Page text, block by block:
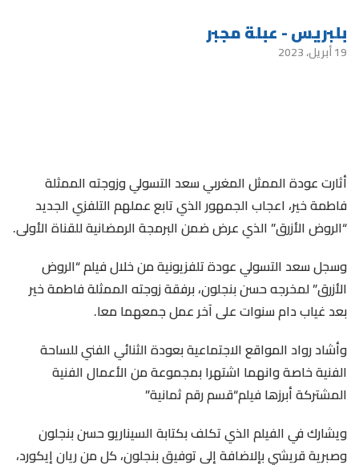
بلبريس - عبلة مجبر
19 أبريل، 2023
أثارتعودةالممثلالمغربيسعد التسوليوزوجتهالممثلة
فاطمةخير،اعجابالجمهورالذيتابععملهمالتلفزيالجديد
“الروضالأزرق”الذيعرضضمنالبرمجةالرمضانيةللقناةالأولى.
وسجلسعد التسوليعودةتلفزيونيةمنخلالفيلم“الروض
الأزرق”لمخرجهحسنبنجلون،برفقةزوجتهالممثلةفاطمةخير
بعد غيابدامسنواتعلىآخرعملجمعهمامعا.
وأشادرواد المواقعالاجتماعيةبعودةالثنائيالفنيللساحة
الفنيةخاصةوانهما اشتهرابمجموعةمنالأعمالالفنية
المشتركةأبرزهافيلم“قسمرقمثمانية”
ويشاركفيالفيلمالذيتكلفبكتابةالسيناريوحسنبنجلون
وصبريةقريشيبإلاضافةإلىتوفيقبنجلون،كلمنريانإيكورد،